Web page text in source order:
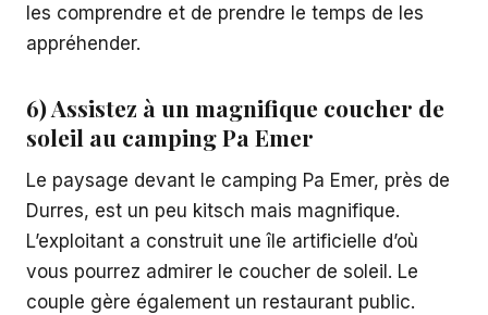
les comprendre et de prendre le temps de les
appréhender.
6) Assistez à un magnifique coucher de
soleil au camping Pa Emer
Le paysage devant le camping Pa Emer, près de
Durres, est un peu kitsch mais magnifique.
L’exploitant a construit une île artificielle d’où
vous pourrez admirer le coucher de soleil. Le
couple gère également un restaurant public.